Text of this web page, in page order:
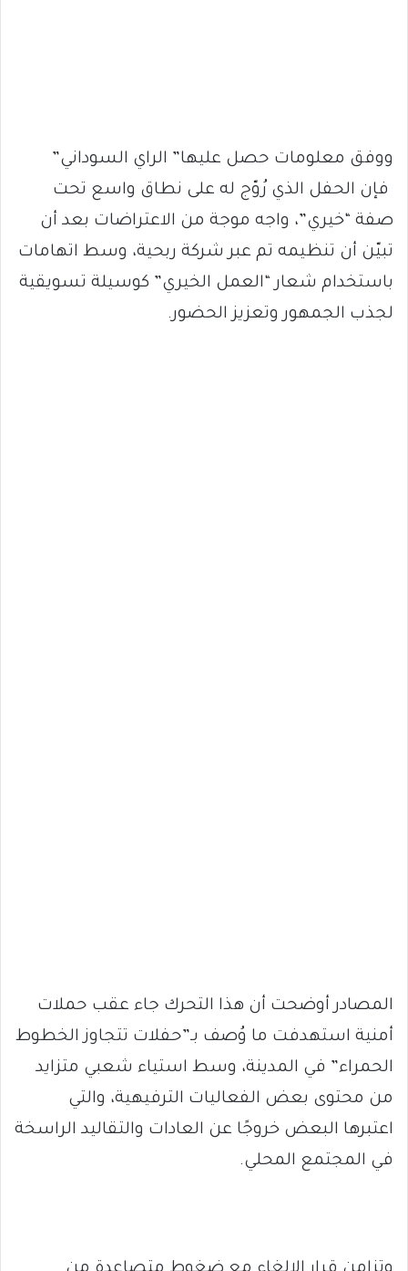
ووفق معلومات حصل عليها” الراي السوداني”
فإن الحفل الذي رُوّج له على نطاق واسع تحت
صفة “خيري”، واجه موجة من الاعتراضات بعد أن
تبيّن أن تنظيمه تم عبر شركة ربحية، وسط اتهامات
باستخدام شعار “العمل الخيري” كوسيلة تسويقية
لجذب الجمهور وتعزيز الحضور.
المصادر أوضحت أن هذا التحرك جاء عقب حملات
أمنية استهدفت ما وُصف بـ”حفلات تتجاوز الخطوط
الحمراء” في المدينة، وسط استياء شعبي متزايد
من محتوى بعض الفعاليات الترفيهية، والتي
اعتبرها البعض خروجًا عن العادات والتقاليد الراسخة
في المجتمع المحلي.